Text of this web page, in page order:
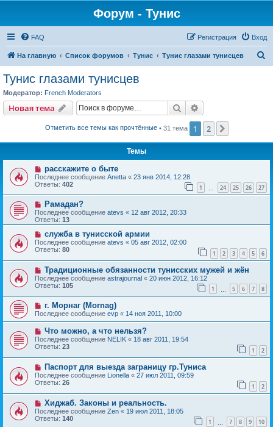
Форум - Тунис
FAQ Вход
Регистрация
На главную Список форумов Тунис Тунис глазами тунисцев
Тунис глазами тунисцев
Модератор: French Moderators
Новая тема Поиск
Отметить все темы как прочтённые• 31 тема 1 2
Темы
расскажите о быте
Последнее сообщение Anetta « 23 янв 2014, 12:28
Ответы: 402 1 24 25 26 27
Рамадан?
Последнее сообщение atevs « 12 авг 2012, 20:33
Ответы: 13
служба в тунисской армии
Последнее сообщение atevs « 05 авг 2012, 02:00
Ответы: 80 1 2 3 4 5 6
Традиционные обязанности тунисских мужей и жён
Последнее сообщение astrajournal « 20 июн 2012, 16:12
Ответы: 105 1 5 6 7 8
г. Морнаг (Mornag)
Последнее сообщение evp « 14 ноя 2011, 10:00
Что можно, а что нельзя?
Последнее сообщение NELIK « 18 авг 2011, 19:54
Ответы: 23 1 2
Паспорт для выезда заграницу гр.Туниса
Последнее сообщение Lionella « 27 июл 2011, 09:59
Ответы: 26 1 2
Хиджаб. Законы и реальность.
Последнее сообщение Zen « 19 июл 2011, 18:05
Ответы: 140 1 7 8 9 10